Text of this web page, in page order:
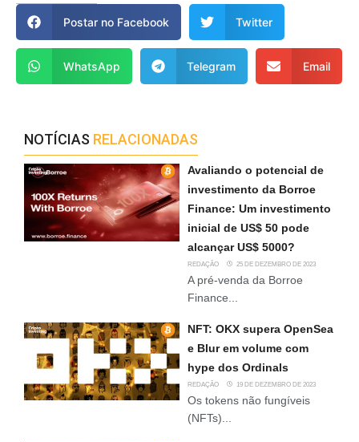
Postar no Facebook Twitter
WhatsApp Telegram Email
NOTÍCIAS RELACIONADAS
Avaliando o potencial de
investimento da Borroe
Finance: Um investimento
inicial de US$ 50 pode
alcançar US$ 5000?
REDAÇÃO 25 DE DEZEMBRO DE 2023
A pré-venda da Borroe
Finance...
NFT: OKX supera OpenSea
e Blur em volume com
hype dos Ordinals
REDAÇÃO 19 DE DEZEMBRO DE 2023
Os tokens não fungíveis
(NFTs)...